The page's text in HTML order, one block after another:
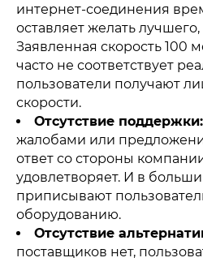
интернет-соединения
оставляет желать
Заявленная скорость 100
часто не соответствует
пользователи получают
скорости.
Отсутствие поддержки:
жалобами или
ответ со стороны
удовлетворяет. И в
приписывают
оборудованию.
Отсутствие
поставщиков нет,